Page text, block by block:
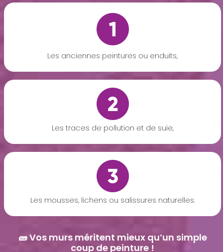
Les anciennes peintures ou enduits,
Les traces de pollution et de suie,
Les mousses, lichens ou salissures naturelles.
🧱 Vos murs méritent mieux qu’un simple
coup de peinture !